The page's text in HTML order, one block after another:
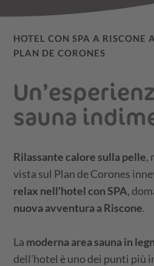
HOTEL CON SPA A RISCONE
PLAN DE CORONES
sauna
Rilassante calore sulla pelle,
vista sul Plan de Corones
relax nell'hotel con SPA,
nuova avventura a Riscone.
La moderna area sauna in
dell’hotel è uno dei punti più